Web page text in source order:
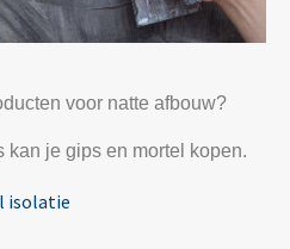
voor natte afbouw?
kan je gips en mortel kopen.